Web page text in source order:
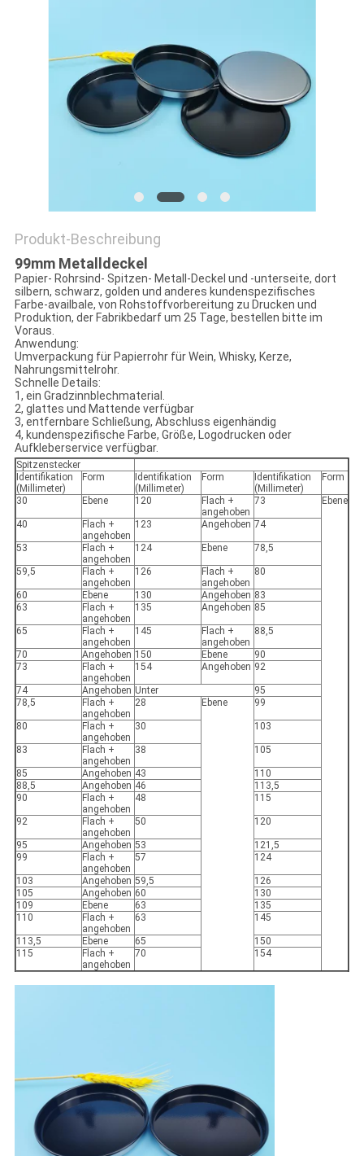
PRIVACY
POLICY
Produkt-Beschreibung
99mm Metalldeckel
Papier- Rohrsind- Spitzen- Metall-Deckel und -unterseite, dort
silbern, schwarz, golden und anderes kundenspezifisches
Farbe-availbale, von Rohstoffvorbereitung zu Drucken und
Produktion, der Fabrikbedarf um 25 Tage, bestellen bitte im
Voraus.
Anwendung:
Umverpackung für Papierrohr für Wein, Whisky, Kerze,
Nahrungsmittelrohr.
Schnelle Details:
1, ein Gradzinnblechmaterial.
2, glattes und Mattende verfügbar
3, entfernbare Schließung, Abschluss eigenhändig
4, kundenspezifische Farbe, Größe, Logodrucken oder
Aufkleberservice verfügbar.
Spitzenstecker
Identifikation
(Millimeter)
Form
Identifikation
(Millimeter)
Form
Identifikation
(Millimeter)
Form
30 Ebene 120
Flach +
angehoben
73 Ebene
40
Flach +
angehoben
123 Angehoben 74
53
Flach +
angehoben
124 Ebene 78,5
59,5
Flach +
angehoben
126
Flach +
angehoben
80
60 Ebene 130 Angehoben 83
63
Flach +
angehoben
135 Angehoben 85
65
Flach +
angehoben
145
Flach +
angehoben
88,5
70 Angehoben 150 Ebene
90
73
Flach +
angehoben
154 Angehoben 92
74 Angehoben Unter
95
78,5
Flach +
angehoben
28 Ebene 99
80
Flach +
angehoben
30 103
83
Flach +
angehoben
38 105
85 Angehoben 43
110
88,5
Angehoben 46
113,5
90
Flach +
angehoben
48 115
92
Flach +
angehoben
50 120
95 Angehoben 53
121,5
99
Flach +
angehoben
57 124
103 Angehoben 59,5
126
105
Angehoben 60
130
109
Ebene 63
135
110
Flach +
angehoben
63 145
113,5 Ebene 65
150
115
Flach +
angehoben
70 154